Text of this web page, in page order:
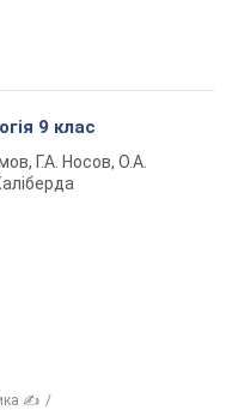
9 клас
Г.А. Носов, О.А.
✍